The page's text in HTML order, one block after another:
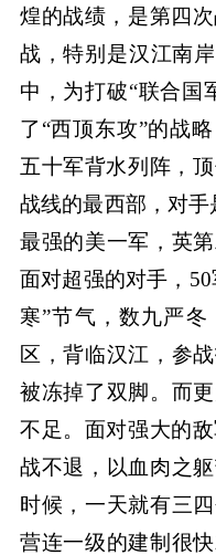
煌的战绩，是第四
战，特别是汉江南
中，为打破“联合国
了“西顶东攻”的战
五十军背水列阵，
战线的最西部，对
最强的美一军，英
面对超强的对手，
寒”节气，数九严
区，背临汉江，参
被冻掉了双脚。而
不足。面对强大的
战不退，以血肉之
时候，一天就有三
营连一级的建制很